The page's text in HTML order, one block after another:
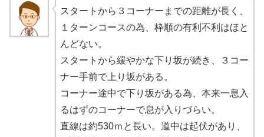
スタートから３コーナーまでの距離が長く、
１ターンコースの為、枠順の有利不利はほと
んどない。
スタートから緩やかな下り坂が続き、３コー
ナー手前で上り坂がある。
コーナー途中で下り坂がある為、本来一息入
るはずのコーナーで息が入りづらい。
直線は約530ｍと長い。道中は起伏があり、